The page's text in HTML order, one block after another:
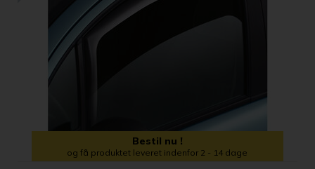
Bestil nu !
og få produktet leveret indenfor 2 - 14 dage